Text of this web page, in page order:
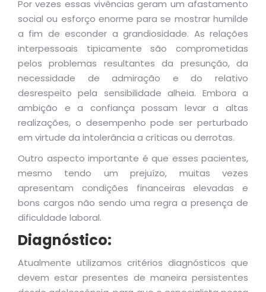
Por vezes essas vivências geram um afastamento
social ou esforço enorme para se mostrar humilde
a fim de esconder a grandiosidade. As relações
interpessoais tipicamente são comprometidas
pelos problemas resultantes da presunção, da
necessidade de admiração e do relativo
desrespeito pela sensibilidade alheia. Embora a
ambição e a confiança possam levar a altas
realizações, o desempenho pode ser perturbado
em virtude da intolerância a críticas ou derrotas.
Outro aspecto importante é que esses pacientes,
mesmo tendo um prejuízo, muitas vezes
apresentam condições financeiras elevadas e
bons cargos não sendo uma regra a presença de
dificuldade laboral.
Diagnóstico:
Atualmente utilizamos critérios diagnósticos que
devem estar presentes de maneira persistentes